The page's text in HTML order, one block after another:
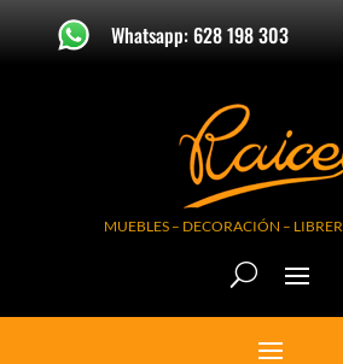
Whatsapp: 628 198 303
MUEBLES – DECORACIÓN –